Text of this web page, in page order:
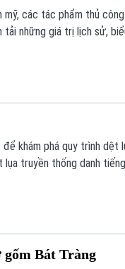
các tác phẩm thủ
tải những giá trị lịch sử,
khám phá quy trình dệt
truyền thống danh
gốm Bát Tràng